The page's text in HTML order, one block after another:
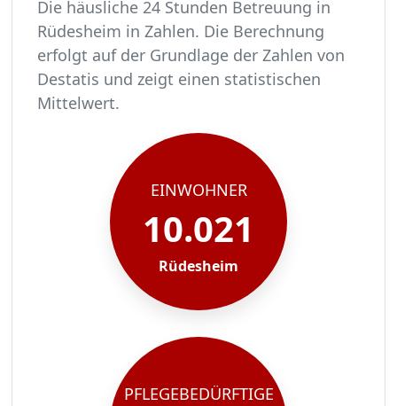
Die häusliche 24 Stunden Betreuung in
Rüdesheim in Zahlen. Die Berechnung
erfolgt auf der Grundlage der Zahlen von
Destatis und zeigt einen statistischen
Mittelwert.
In Rüdesheim leben rund 10021 Menschen.
Von diesen 10021 Einwohnern sind rund 611
Ca. 98 dieser pflegebedürftigen Menschen
Der Großteil der Pflegebedürftigen in
EINWOHNER
10.021
Rüdesheim
PFLEGEBEDÜRFTIGE